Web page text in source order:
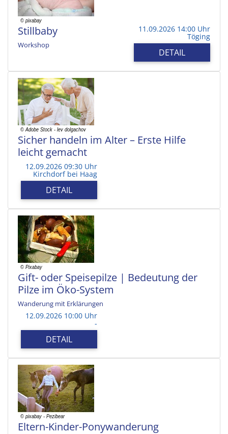
Stillbaby
Workshop
11.09.2026 14:00 Uhr
Töging
DETAIL
Sicher handeln im Alter – Erste Hilfe
leicht gemacht
12.09.2026 09:30 Uhr
Kirchdorf bei Haag
DETAIL
Gift- oder Speisepilze | Bedeutung der
Pilze im Öko-System
Wanderung mit Erklärungen
12.09.2026 10:00 Uhr
-
DETAIL
Eltern-Kinder-Ponywanderung